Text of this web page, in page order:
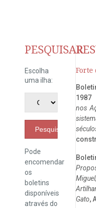
PESQUISAR
Escolha
uma ilha:
Pesquisar
Pode
encomendar
os
boletins
disponíveis
através do
Forte
1987
nos
Gato,